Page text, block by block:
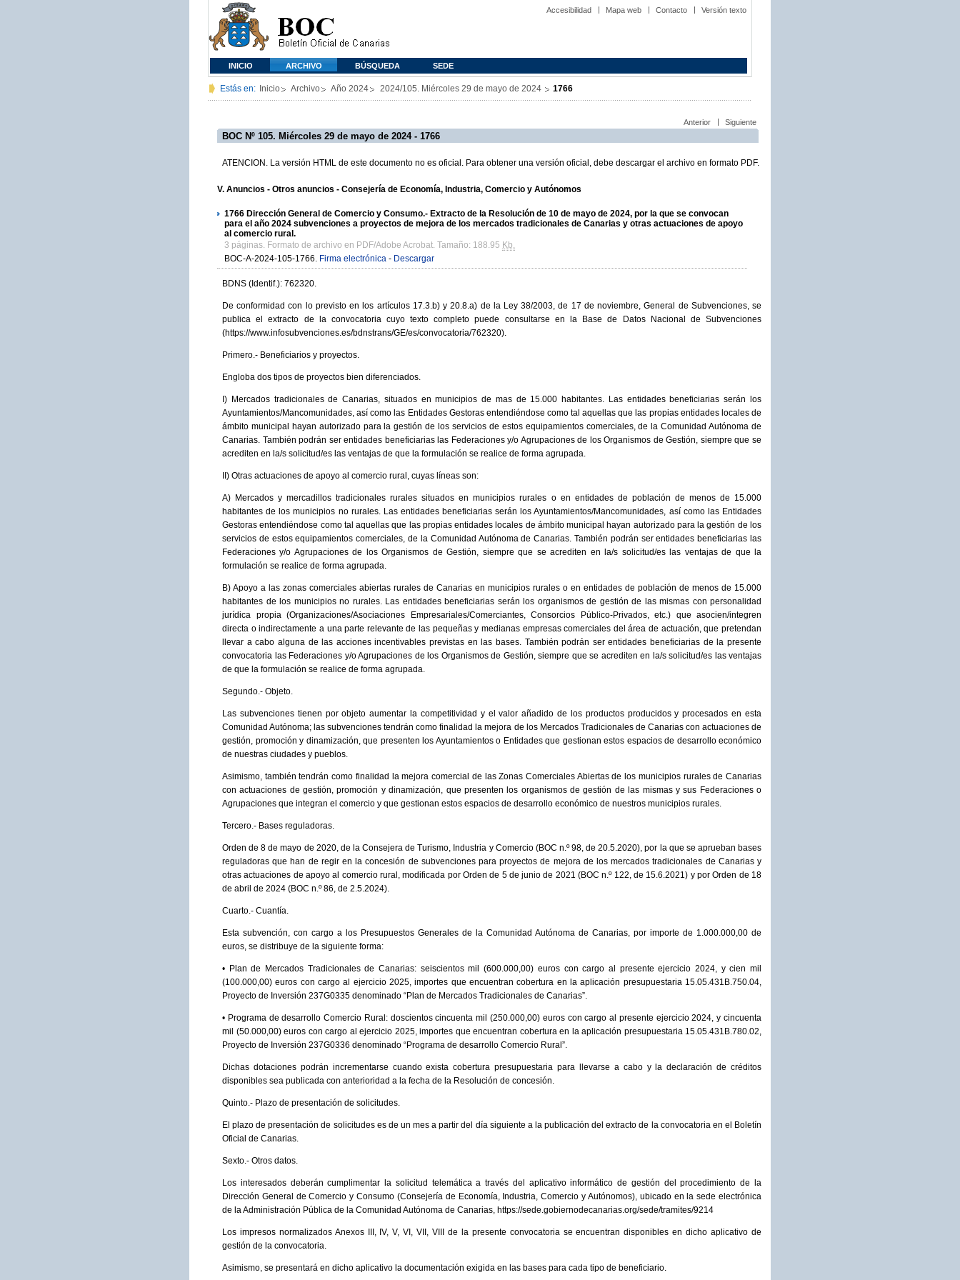
Accesibilidad Mapa web Contacto Versión texto
INICIO ARCHIVO BÚSQUEDA SEDE
Estás en: Inicio Archivo Año 2024 2024/105. Miércoles 29 de mayo de 2024 1766
Anterior Siguiente
BOC Nº 105. Miércoles 29 de mayo de 2024 - 1766
ATENCION. La versión HTML de este documento no es oficial. Para obtener una versión oficial, debe descargar el archivo en formato PDF.
V. Anuncios - Otros anuncios - Consejería de Economía, Industria, Comercio y Autónomos
1766 Dirección General de Comercio y Consumo.- Extracto de la Resolución de 10 de mayo de 2024, por la que se convocan
para el año 2024 subvenciones a proyectos de mejora de los mercados tradicionales de Canarias y otras actuaciones de apoyo
al comercio rural.
3 páginas. Formato de archivo en PDF/Adobe Acrobat. Tamaño: 188.95 Kb.
BOC-A-2024-105-1766. Firma electrónica - Descargar
BDNS (Identif.): 762320.
De conformidad con lo previsto en los artículos 17.3.b) y 20.8.a) de la Ley 38/2003, de 17 de noviembre, General de Subvenciones, se
publica el extracto de la convocatoria cuyo texto completo puede consultarse en la Base de Datos Nacional de Subvenciones
(https://www.infosubvenciones.es/bdnstrans/GE/es/convocatoria/762320).
Primero.- Beneficiarios y proyectos.
Engloba dos tipos de proyectos bien diferenciados.
I) Mercados tradicionales de Canarias, situados en municipios de mas de 15.000 habitantes. Las entidades beneficiarias serán los
Ayuntamientos/Mancomunidades, así como las Entidades Gestoras entendiéndose como tal aquellas que las propias entidades locales de
ámbito municipal hayan autorizado para la gestión de los servicios de estos equipamientos comerciales, de la Comunidad Autónoma de
Canarias. También podrán ser entidades beneficiarias las Federaciones y/o Agrupaciones de los Organismos de Gestión, siempre que se
acrediten en la/s solicitud/es las ventajas de que la formulación se realice de forma agrupada.
II) Otras actuaciones de apoyo al comercio rural, cuyas líneas son:
A) Mercados y mercadillos tradicionales rurales situados en municipios rurales o en entidades de población de menos de 15.000
habitantes de los municipios no rurales. Las entidades beneficiarias serán los Ayuntamientos/Mancomunidades, así como las Entidades
Gestoras entendiéndose como tal aquellas que las propias entidades locales de ámbito municipal hayan autorizado para la gestión de los
servicios de estos equipamientos comerciales, de la Comunidad Autónoma de Canarias. También podrán ser entidades beneficiarias las
Federaciones y/o Agrupaciones de los Organismos de Gestión, siempre que se acrediten en la/s solicitud/es las ventajas de que la
formulación se realice de forma agrupada.
B) Apoyo a las zonas comerciales abiertas rurales de Canarias en municipios rurales o en entidades de población de menos de 15.000
habitantes de los municipios no rurales. Las entidades beneficiarias serán los organismos de gestión de las mismas con personalidad
jurídica propia (Organizaciones/Asociaciones Empresariales/Comerciantes, Consorcios Público-Privados, etc.) que asocien/integren
directa o indirectamente a una parte relevante de las pequeñas y medianas empresas comerciales del área de actuación, que pretendan
llevar a cabo alguna de las acciones incentivables previstas en las bases. También podrán ser entidades beneficiarias de la presente
convocatoria las Federaciones y/o Agrupaciones de los Organismos de Gestión, siempre que se acrediten en la/s solicitud/es las ventajas
de que la formulación se realice de forma agrupada.
Segundo.- Objeto.
Las subvenciones tienen por objeto aumentar la competitividad y el valor añadido de los productos producidos y procesados en esta
Comunidad Autónoma; las subvenciones tendrán como finalidad la mejora de los Mercados Tradicionales de Canarias con actuaciones de
gestión, promoción y dinamización, que presenten los Ayuntamientos o Entidades que gestionan estos espacios de desarrollo económico
de nuestras ciudades y pueblos.
Asimismo, también tendrán como finalidad la mejora comercial de las Zonas Comerciales Abiertas de los municipios rurales de Canarias
con actuaciones de gestión, promoción y dinamización, que presenten los organismos de gestión de las mismas y sus Federaciones o
Agrupaciones que integran el comercio y que gestionan estos espacios de desarrollo económico de nuestros municipios rurales.
Tercero.- Bases reguladoras.
Orden de 8 de mayo de 2020, de la Consejera de Turismo, Industria y Comercio (BOC n.º 98, de 20.5.2020), por la que se aprueban bases
reguladoras que han de regir en la concesión de subvenciones para proyectos de mejora de los mercados tradicionales de Canarias y
otras actuaciones de apoyo al comercio rural, modificada por Orden de 5 de junio de 2021 (BOC n.º 122, de 15.6.2021) y por Orden de 18
de abril de 2024 (BOC n.º 86, de 2.5.2024).
Cuarto.- Cuantía.
Esta subvención, con cargo a los Presupuestos Generales de la Comunidad Autónoma de Canarias, por importe de 1.000.000,00 de
euros, se distribuye de la siguiente forma:
• Plan de Mercados Tradicionales de Canarias: seiscientos mil (600.000,00) euros con cargo al presente ejercicio 2024, y cien mil
(100.000,00) euros con cargo al ejercicio 2025, importes que encuentran cobertura en la aplicación presupuestaria 15.05.431B.750.04,
Proyecto de Inversión 237G0335 denominado “Plan de Mercados Tradicionales de Canarias”.
• Programa de desarrollo Comercio Rural: doscientos cincuenta mil (250.000,00) euros con cargo al presente ejercicio 2024, y cincuenta
mil (50.000,00) euros con cargo al ejercicio 2025, importes que encuentran cobertura en la aplicación presupuestaria 15.05.431B.780.02,
Proyecto de Inversión 237G0336 denominado “Programa de desarrollo Comercio Rural”.
Dichas dotaciones podrán incrementarse cuando exista cobertura presupuestaria para llevarse a cabo y la declaración de créditos
disponibles sea publicada con anterioridad a la fecha de la Resolución de concesión.
Quinto.- Plazo de presentación de solicitudes.
El plazo de presentación de solicitudes es de un mes a partir del día siguiente a la publicación del extracto de la convocatoria en el Boletín
Oficial de Canarias.
Sexto.- Otros datos.
Los interesados deberán cumplimentar la solicitud telemática a través del aplicativo informático de gestión del procedimiento de la
Dirección General de Comercio y Consumo (Consejería de Economía, Industria, Comercio y Autónomos), ubicado en la sede electrónica
de la Administración Pública de la Comunidad Autónoma de Canarias, https://sede.gobiernodecanarias.org/sede/tramites/9214
Los impresos normalizados Anexos III, IV, V, VI, VII, VIII de la presente convocatoria se encuentran disponibles en dicho aplicativo de
gestión de la convocatoria.
Asimismo, se presentará en dicho aplicativo la documentación exigida en las bases para cada tipo de beneficiario.